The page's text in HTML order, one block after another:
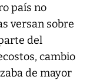
país no
versan sobre
del
cambio
de mayor